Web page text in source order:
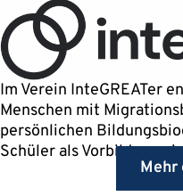
Im Verein InteGREATer
Menschen mit
persönlichen
Schüler als Vorbilder zu
Mehr